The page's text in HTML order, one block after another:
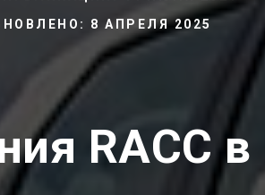
8 АПРЕЛЯ 2025
RACC в